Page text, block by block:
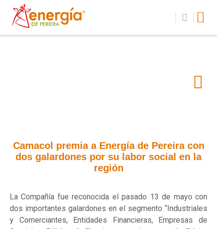
Camacol premia a Energía de Pereira con
dos galardones por su labor social en la
región
La Compañía fue reconocida el pasado 13 de mayo con
dos importantes galardones en el segmento “Industriales
y Comerciantes, Entidades Financieras, Empresas de